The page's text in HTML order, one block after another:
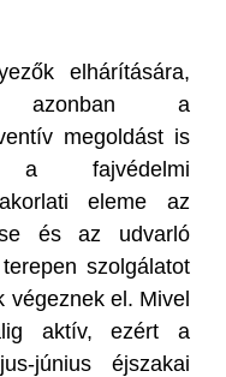
elhárítására,
azonban a
megoldást is
a fajvédelmi
eleme az
és az udvarló
szolgálatot
végeznek el. Mivel
aktív, ezért a
június éjszakai